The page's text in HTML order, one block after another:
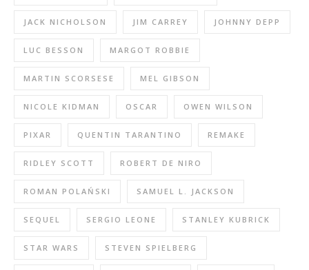
JACK NICHOLSON JIM CARREY JOHNNY DEPP
LUC BESSON MARGOT ROBBIE
MARTIN SCORSESE MEL GIBSON
NICOLE KIDMAN OSCAR OWEN WILSON
PIXAR QUENTIN TARANTINO REMAKE
RIDLEY SCOTT ROBERT DE NIRO
ROMAN POLAŃSKI SAMUEL L. JACKSON
SEQUEL SERGIO LEONE STANLEY KUBRICK
STAR WARS STEVEN SPIELBERG